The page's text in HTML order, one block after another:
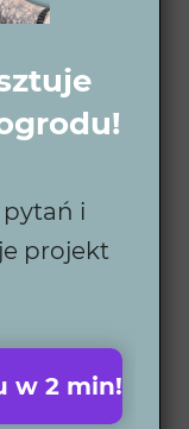
pergoli
i
projekt
w 2 min!